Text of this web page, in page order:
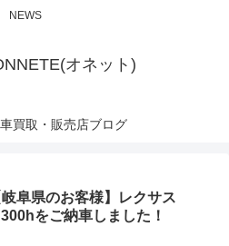
NEWS
オネット)
買取・販売店ブログ
岐阜県のお客様】レクサス
をご納車しました！